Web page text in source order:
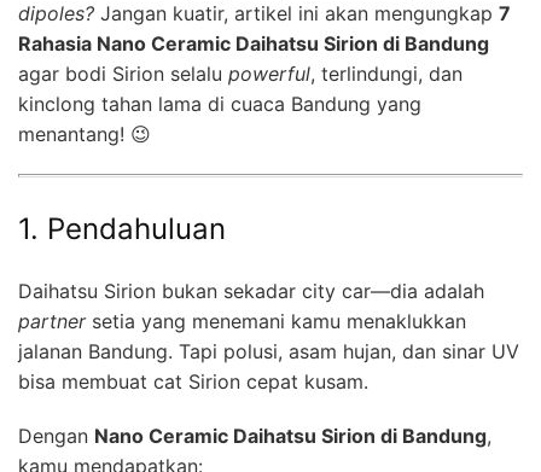
dipoles? Jangan kuatir, artikel ini akan mengungkap 7
Rahasia Nano Ceramic Daihatsu Sirion di Bandung
agar bodi Sirion selalu powerful, terlindungi, dan
kinclong tahan lama di cuaca Bandung yang
menantang! 😉
1. Pendahuluan
Daihatsu Sirion bukan sekadar city car—dia adalah
partnersetia yang menemani kamu menaklukkan
jalanan Bandung. Tapi polusi, asam hujan, dan sinar UV
bisa membuat cat Sirion cepat kusam.
Dengan Nano Ceramic Daihatsu Sirion di Bandung,
kamu mendapatkan: